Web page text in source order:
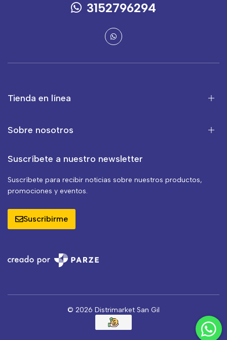
3152796294
Tienda en línea
Sobre nosotros
Suscríbete a nuestro newsletter
Suscríbete para recibir noticias sobre nuestros productos,
promociones y eventos.
Suscribirme
© 2026 Distrimarket San Gil